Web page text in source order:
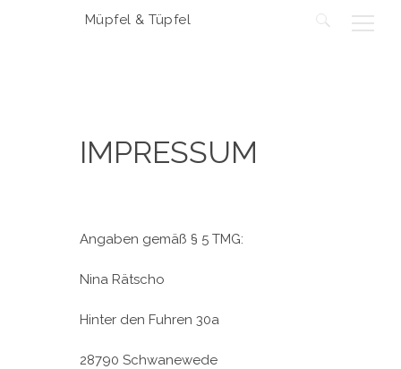
Müpfel & Tüpfel
IMPRESSUM
Angaben gemäß § 5 TMG:
Nina Rätscho
Hinter den Fuhren 30a
28790 Schwanewede